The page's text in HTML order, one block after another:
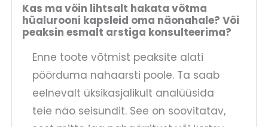
Kas ma võin lihtsalt hakata võtma
hüalurooni kapsleid oma näonahale? Või
peaksin esmalt arstiga konsulteerima?
Enne toote võtmist peaksite alati
pöörduma nahaarsti poole. Ta saab
eelnevalt üksikasjalikult analüüsida
teie näo seisundit. See on soovitatav,